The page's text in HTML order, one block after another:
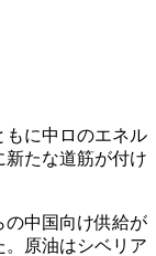
に中ロのエネル
たな道筋が付け
中国向け供給が
原油はシベリア